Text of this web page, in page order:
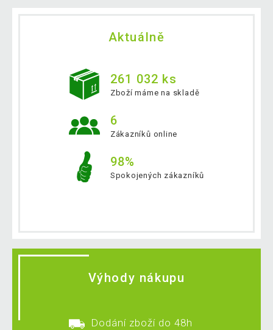
Aktuálně
261 032 ks
Zboží máme na skladě
6
Zákazníků online
98%
Spokojených zákazníků
Výhody nákupu
Dodání zboží do 48h